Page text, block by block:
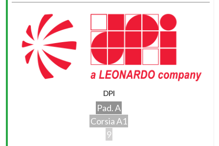
DPI
Pad. A
Corsia A1
9